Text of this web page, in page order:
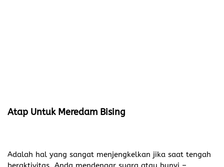
Atap Untuk Meredam Bising
Adalah hal yang sangat menjengkelkan jika saat tengah